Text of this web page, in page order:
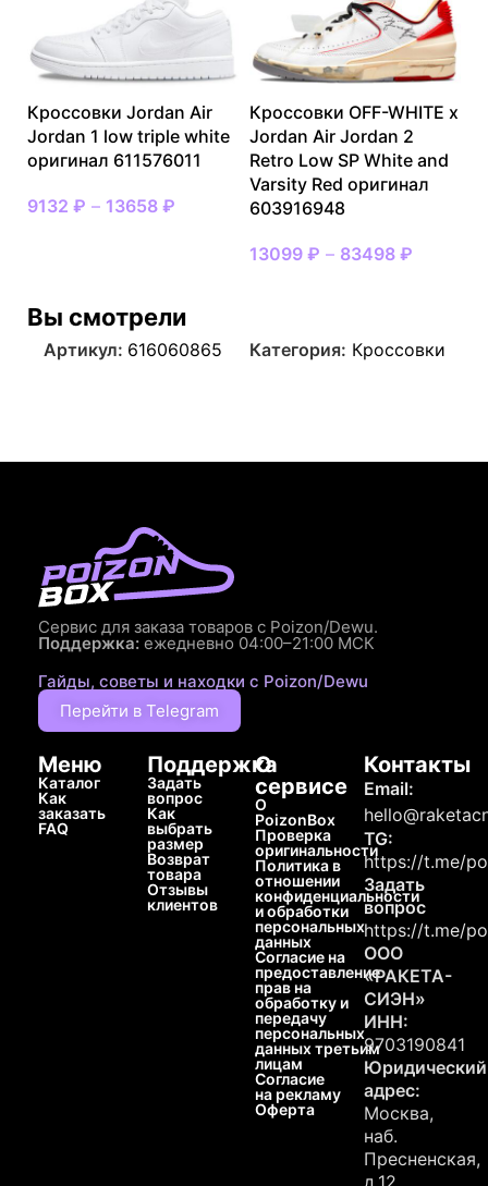
Кроссовки Jordan Air
Jordan 1 low triple white
оригинал 611576011
9132 ₽ – 13658 ₽
Кроссовки OFF-WHITE x
Jordan Air Jordan 2
Retro Low SP White and
Varsity Red оригинал
603916948
13099 ₽ – 83498 ₽
Вы смотрели
Артикул: 616060865 Категория: Кроссовки
Сервис для заказа товаров с Poizon/Dewu.
Поддержка: ежедневно 04:00–21:00 МСК
Гайды, советы и находки с Poizon/Dewu
Перейти в Telegram
Меню
Каталог
Как
заказать
FAQ
Поддержка
Задать
вопрос
Как
выбрать
размер
Возврат
товара
Отзывы
клиентов
О
сервисе
О
PoizonBox
Проверка
оригинальности
Политика в
отношении
конфиденциальности
и обработки
персональных
данных
Согласие на
предоставление
прав на
обработку и
передачу
персональных
данных третьим
лицам
Согласие
на рекламу
Оферта
Контакты
Email:
TG:
https://t.me/
Задать
вопрос
https://t.me/
ООО
«РАКЕТА-
СИЭН»
ИНН:
9703190841
Юридический
адрес:
Москва,
наб.
Пресненская,
д.12,